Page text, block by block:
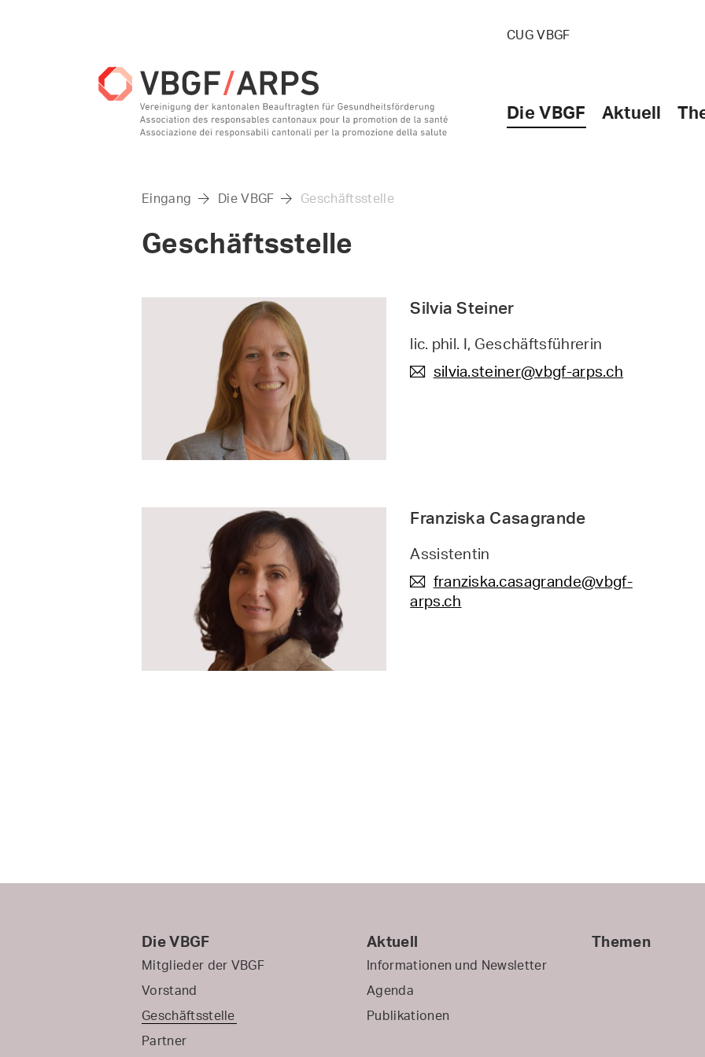
CUG VBGF
Die VBGF Aktuell
Eingang  Die VBGF  Geschäftsstelle
Geschäftsstelle
Silvia Steiner
lic. phil. I, Geschäftsführerin
 silvia.steiner@vbgf-arps.ch
Franziska Casagrande
Assistentin

franziska.casagrande@vbgf-
arps.ch
Die VBGF
Mitglieder der VBGF
Vorstand
Geschäftsstelle
Partner
Aktuell
Informationen und Newsletter
Agenda
Publikationen
Themen